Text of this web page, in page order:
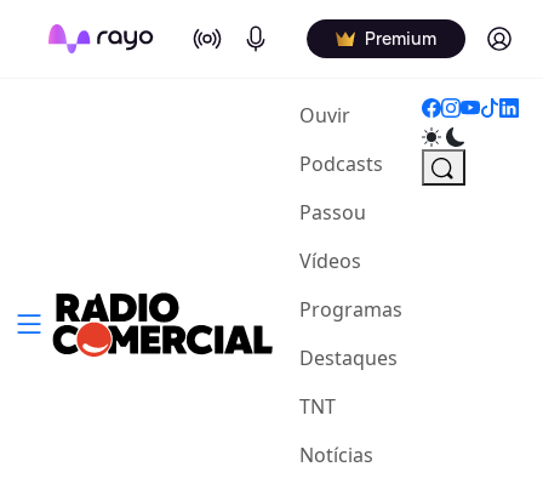
On Air Podcasts Premium Log in
Ouvir(current)
Podcasts
Passou
Vídeos
Programas
Destaques
TNT
Notícias